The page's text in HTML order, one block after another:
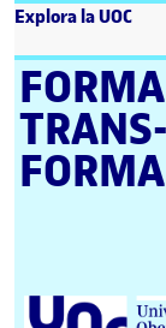
Explora la UOC
TRANS­
Universitat Oberta